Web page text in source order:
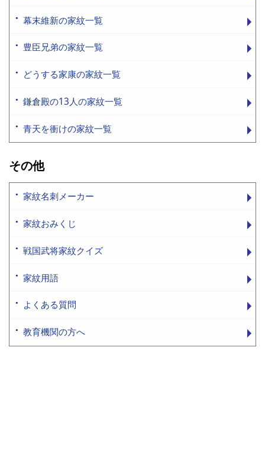
幕末維新の家紋一覧
豊臣兄弟の家紋一覧
どうする家康の家紋一覧
鎌倉殿の13人の家紋一覧
青天を衝けの家紋一覧
その他
家紋名刺メーカー
家紋おみくじ
戦国武将家紋クイズ
家紋用語
よくある質問
教育機関の方へ